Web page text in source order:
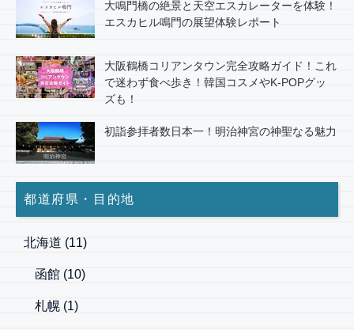
大鳴門橋の絶景と天空エスカレーターを体験！
エスカヒル鳴門の展望体験レポート
大阪鶴橋コリアンタウン完全攻略ガイド！これ
で迷わず食べ歩き！韓国コスメやK-POPグッ
ズも！
初詣参拝者数日本一！明治神宮の神聖なる魅力
都道府県・目的地
北海道 (11)
函館 (10)
札幌 (1)